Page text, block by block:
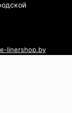
e-linershop.by